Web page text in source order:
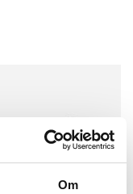
Om